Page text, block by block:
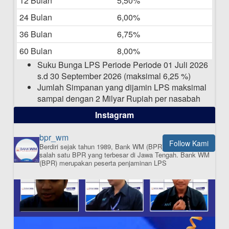
Daftar Pemenang Undian TAMASHA
Bulan April 2025
15-04-2025
Pengumuman Nama Baru Perusahaan
24 Bulan
6,00%
36 Bulan
6,75%
60 Bulan
8,00%
Suku Bunga LPS Periode Periode 01 Juli 2026
s.d 30 September 2026 (maksimal 6,25 %)
Jumlah Simpanan yang dijamin LPS maksimal
sampai dengan 2 Milyar Rupiah per nasabah
dalam satu bank
ISI APLIKASI SEKARANG
Instagram
Follow Kami
bpr_wm
Berdiri sejak tahun 1989, Bank WM (BPR) merupakan
salah satu BPR yang terbesar di Jawa Tengah.Bank WM
(BPR) merupakan peserta penjaminan LPS